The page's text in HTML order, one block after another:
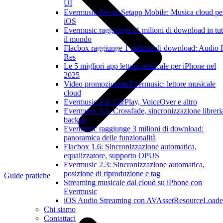
UI
Evermusic Pro su Setapp Mobile: Musica cloud
iOS
Evermusic raggiunge 11 milioni di download in
il mondo
Flacbox raggiunge 1 milione di download: Audio
Res
Le 5 migliori app lettore musicale per iPhone nel
2025
Video promozionale Evermusic: lettore musicale
cloud
Evermusic 3.6: CarPlay, VoiceOver e altro
Evermusic 3.1: Crossfade, sincronizzazione
backup
Evermusic raggiunge 3 milioni di download:
panoramica delle funzionalità
Flacbox 1.6: Sincronizzazione automatica,
equalizzatore, supporto OPUS
Evermusic 2.3: Sincronizzazione automatica,
posizione di riproduzione e tag
Streaming musicale dal cloud su iPhone con
Evermusic
iOS Audio Streaming con
Chi siamo
Contattaci
Guide pratiche